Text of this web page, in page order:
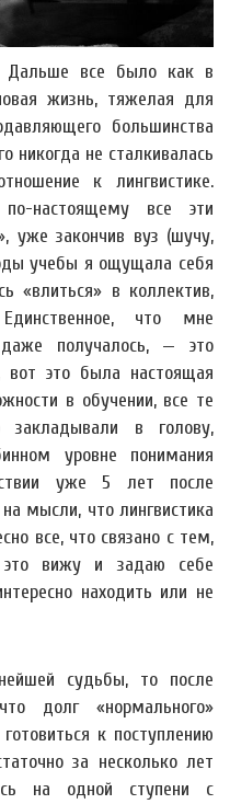
Дальше все было как в
жизнь, тяжелая для
большинства
никогда не сталкивалась
к лингвистике.
настоящему все эти
уже закончив вуз (шучу,
учебы я ощущала себя
«влиться» в коллектив,
что мне
получалось, — это
вот это была настоящая
в обучении, все те
в голову,
уровне понимания
уже 5 лет после
мысли, что лингвистика
все, что связано с тем,
это вижу и задаю себе
находить или не
судьбы, то после
долг «нормального»
к поступлению
за несколько лет
на одной ступени с